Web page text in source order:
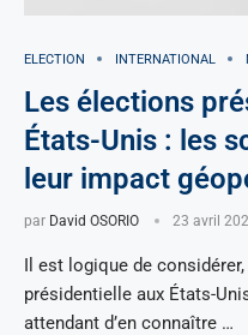
ELECTION INTERNATIONAL
Les élections
États-Unis : les
leur impact
par David OSORIO 23 avril
Il est logique de
présidentielle aux États-
attendant d’en connaître …